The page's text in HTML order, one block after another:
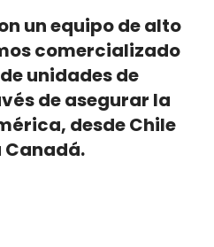
un equipo de alto
comercializado
unidades de
de asegurar la
desde Chile
Canadá.